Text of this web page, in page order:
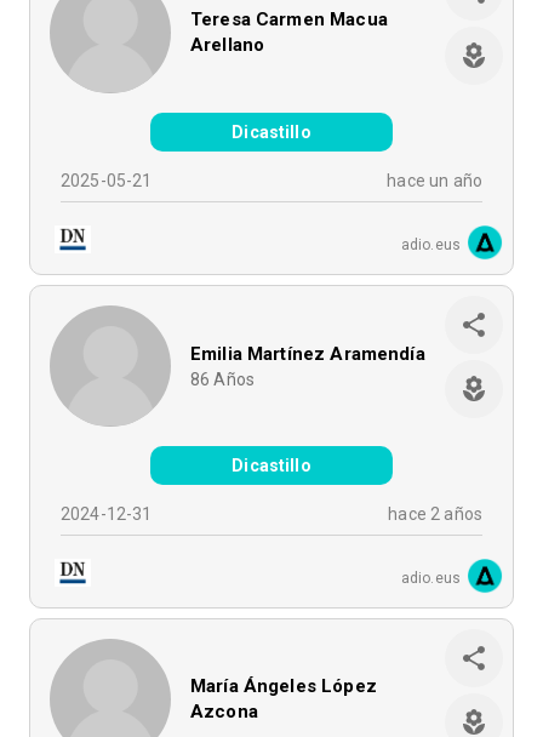
Teresa Carmen Macua
Arellano
Dicastillo
2025-05-21 hace un año
adio.eus
Emilia Martínez Aramendía
86 Años
Dicastillo
2024-12-31 hace 2 años
adio.eus
María Ángeles López
Azcona